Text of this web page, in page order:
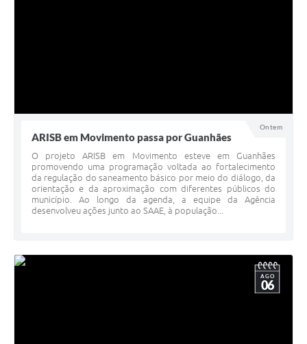
Ontem
ARISB em Movimento passa por Guanhães
O projeto ARISB em Movimento esteve em Guanhães
promovendo uma programação voltada ao fortalecimento
da regulação do saneamento básico por meio do diálogo, da
orientação e da aproximação com diferentes públicos do
município. Ao longo da agenda, a equipe da Agência
desenvolveu ações junto ao SAAE, à população...
AGO
06